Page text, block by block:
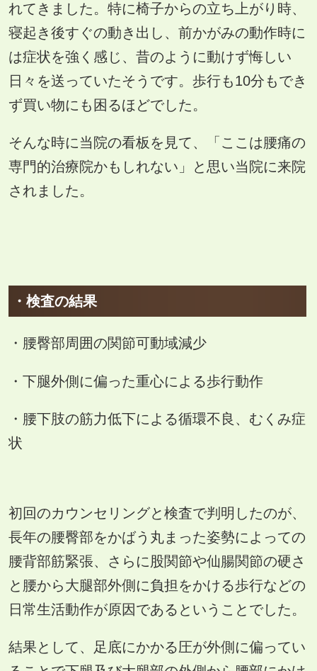
れてきました。特に椅子からの立ち上がり時、
寝起き後すぐの動き出し、前かがみの動作時に
は症状を強く感じ、昔のように動けず悔しい
日々を送っていたそうです。歩行も10分もでき
ず買い物にも困るほどでした。
そんな時に当院の看板を見て、「ここは腰痛の
専門的治療院かもしれない」と思い当院に来院
されました。
・検査の結果
・腰臀部周囲の関節可動域減少
・下腿外側に偏った重心による歩行動作
・腰下肢の筋力低下による循環不良、むくみ症
状
初回のカウンセリングと検査で判明したのが、
長年の腰臀部をかばう丸まった姿勢によっての
腰背部筋緊張、さらに股関節や仙腸関節の硬さ
と腰から大腿部外側に負担をかける歩行などの
日常生活動作が原因であるということでした。
結果として、足底にかかる圧が外側に偏ってい